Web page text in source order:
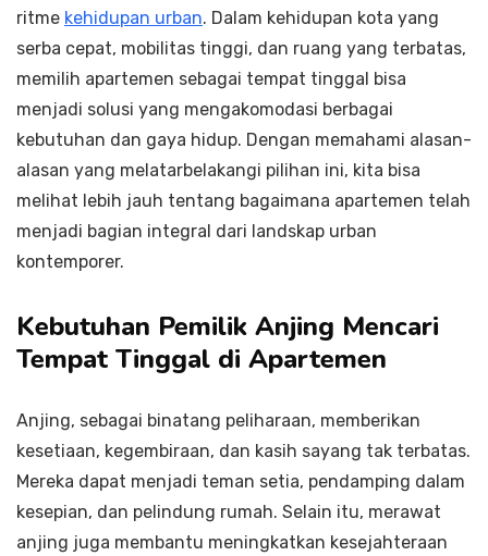
ritme kehidupan urban. Dalam kehidupan kota yang
serba cepat, mobilitas tinggi, dan ruang yang terbatas,
memilih apartemen sebagai tempat tinggal bisa
menjadi solusi yang mengakomodasi berbagai
kebutuhan dan gaya hidup. Dengan memahami alasan-
alasan yang melatarbelakangi pilihan ini, kita bisa
melihat lebih jauh tentang bagaimana apartemen telah
menjadi bagian integral dari landskap urban
kontemporer.
Kebutuhan Pemilik Anjing Mencari
Tempat Tinggal di Apartemen
Anjing, sebagai binatang peliharaan, memberikan
kesetiaan, kegembiraan, dan kasih sayang tak terbatas.
Mereka dapat menjadi teman setia, pendamping dalam
kesepian, dan pelindung rumah. Selain itu, merawat
anjing juga membantu meningkatkan kesejahteraan